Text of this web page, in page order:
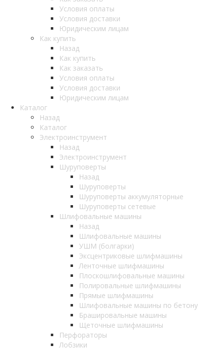
Условия оплаты
Условия доставки
Юридическим лицам
Как купить
Назад
Как купить
Как заказать
Условия оплаты
Условия доставки
Юридическим лицам
Каталог
Назад
Каталог
Электроинструмент
Назад
Электроинструмент
Шуруповерты
Назад
Шуруповерты
Шуруповерты аккумуляторные
Шуруповерты сетевые
Шлифовальные машины
Назад
Шлифовальные машины
УШМ (болгарки)
Эксцентриковые шлифмашины
Ленточные шлифмашины
Плоскошлифовальные машины
Полировальные шлифмашины
Прямые шлифмашины
Шлифовальные машины по бетону
Брашировальные машины
Щеточные шлифмашины
Перфораторы
Лобзики